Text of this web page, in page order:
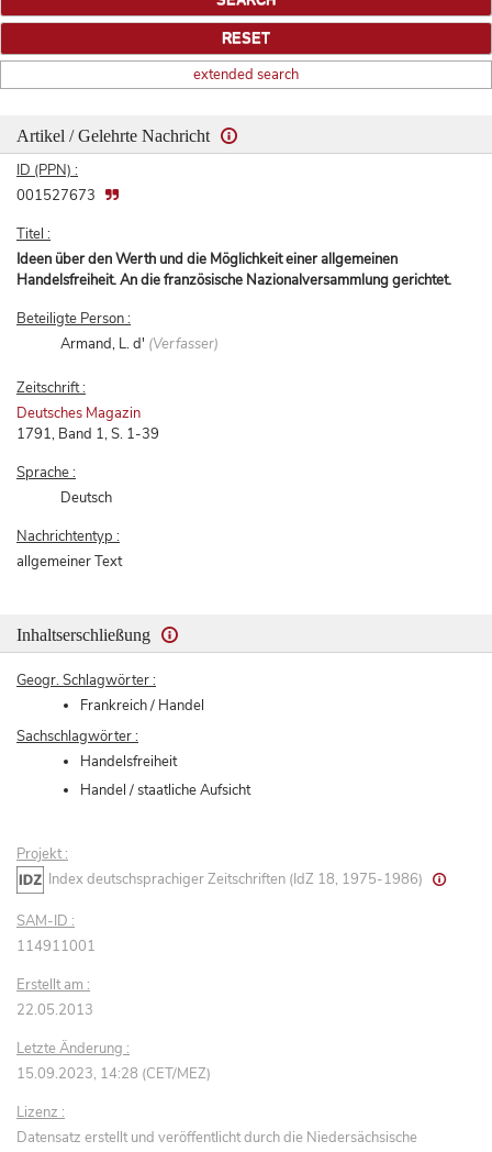
extended search
Artikel / Gelehrte Nachricht
ID (PPN) :
001527673
Titel :
Ideen über den Werth und die Möglichkeit einer allgemeinen
Handelsfreiheit. An die französische Nazionalversammlung gerichtet.
Beteiligte Person :
Armand, L. d' (Verfasser)
Zeitschrift :
Deutsches Magazin
1791, Band 1, S. 1-39
Sprache :
Deutsch
Nachrichtentyp :
allgemeiner Text
Inhaltserschließung
Geogr. Schlagwörter :
Frankreich / Handel
Sachschlagwörter :
Handelsfreiheit
Handel / staatliche Aufsicht
Projekt :
Index deutschsprachiger Zeitschriften (IdZ 18, 1975-1986)
SAM-ID :
114911001
Erstellt am :
22.05.2013
Letzte Änderung :
15.09.2023, 14:28 (CET/MEZ)
Lizenz :
Datensatz erstellt und veröffentlicht durch die Niedersächsische